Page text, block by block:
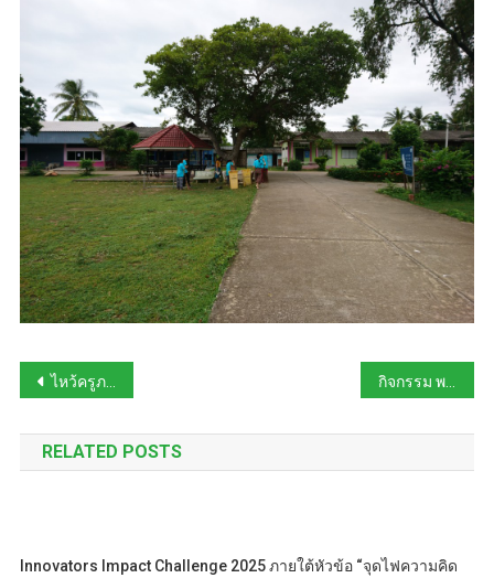
Post
navigation
ไหว้ครูภาควิชาวิทยาศาสตร์สิ่งแวดล้อม 2562
RELATED POSTS
Innovators Impact Challenge 2025 ภายใต้หัวข้อ “จุดไฟความคิด